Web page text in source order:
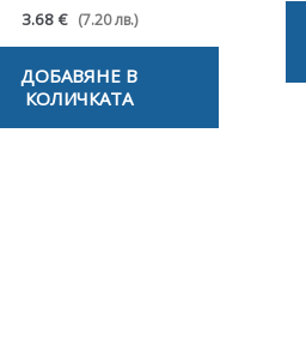
3.68 € (7.20 лв.)
ДОБАВЯНЕ В
КОЛИЧКАТА